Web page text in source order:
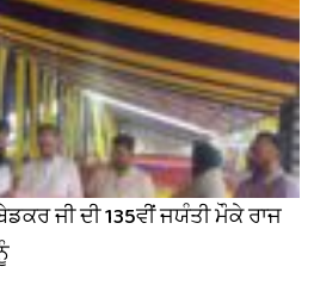
ਜੀ ਦੀ 135ਵੀਂ ਜਯੰਤੀ ਮੌਕੇ ਰਾਜ